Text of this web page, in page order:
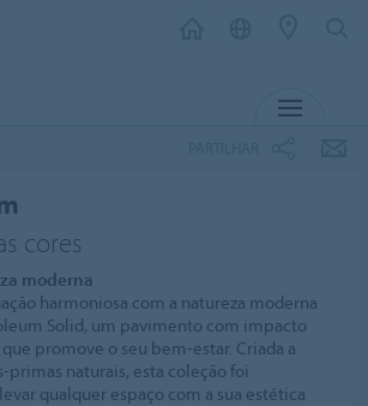
cores
moderna
harmoniosa com a natureza moderna
Solid, um pavimento com impacto
promove o seu bem-estar. Criada a
naturais, esta coleção foi
qualquer espaço com a sua estética